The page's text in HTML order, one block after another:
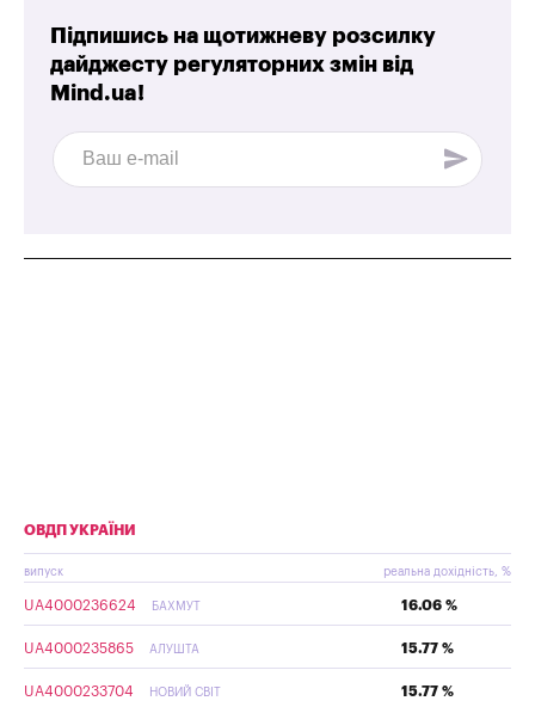
Підпишись на щотижневу розсилку
дайджесту регуляторних змін від
Mind.ua!
ОВДП УКРАЇНИ
випуск реальна дохідність, %
UA4000236624 БАХМУТ 16.06 %
UA4000235865 АЛУШТА 15.77 %
UA4000233704 НОВИЙ СВІТ 15.77 %